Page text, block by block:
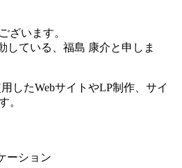
ざいます。
している、福島 康介と申しま
したWebサイトやLP制作、サイ
。
ーション